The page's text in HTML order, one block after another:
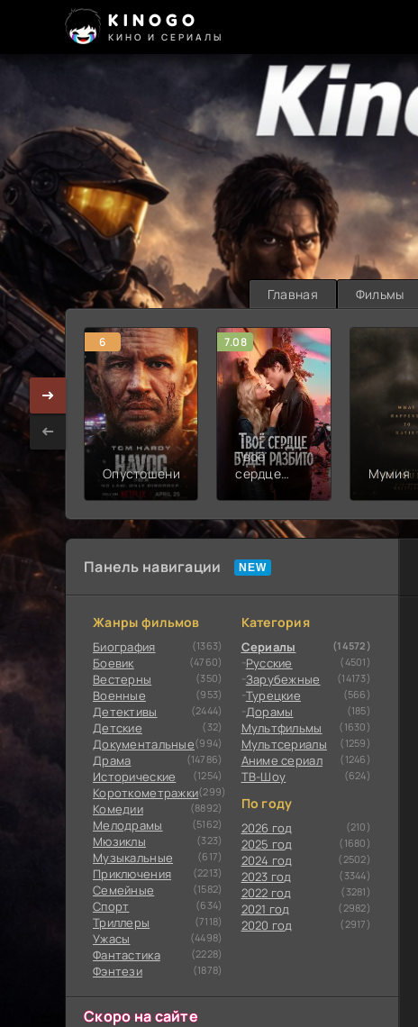
KINOGO
КИНО И СЕРИАЛЫ
Главная Фильмы
6
Опустошение
7.08
Твоё
сердце
Мумия
Панель навигации
Жанры фильмов
Биография (1363)
Боевик (4760)
Вестерны (350)
Военные (953)
Детективы (2444)
Детские (32)
Документальные(994)
Драма (14786)
Исторические (1254)
Короткометражки(299)
Комедии (8892)
Мелодрамы (5162)
Мюзиклы (323)
Музыкальные (617)
Приключения (2213)
Семейные (1582)
Cпорт (634)
Триллеры (7118)
Ужасы (4498)
Фантастика (2228)
Фэнтези (1878)
Категория
Сериалы (14572)
Русские (4501)
Зарубежные (14173)
Турецкие (566)
Дорамы (185)
Мультфильмы (1630)
Мультсериалы (1259)
Аниме сериал (1246)
ТВ-Шоу (624)
По году
2026 год (210)
2025 год (1680)
2024 год (2502)
2023 год (3344)
2022 год (3281)
2021 год (2982)
2020 год (2917)
Скоро на сайте